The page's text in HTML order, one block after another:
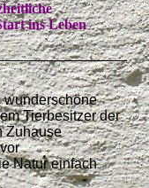
ins Leben
wunderschöne
Tierbesitzer der
Zuhause
Natur einfach